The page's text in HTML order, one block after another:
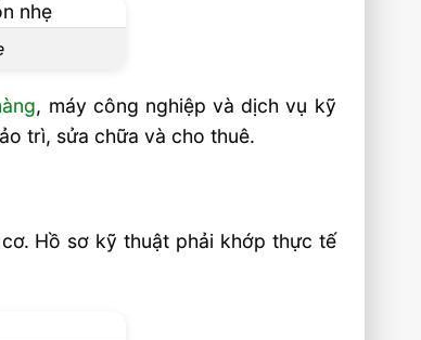
, máy công nghiệp và dịch vụ kỹ
trì, sửa chữa và cho thuê.
Hồ sơ kỹ thuật phải khớp thực tế